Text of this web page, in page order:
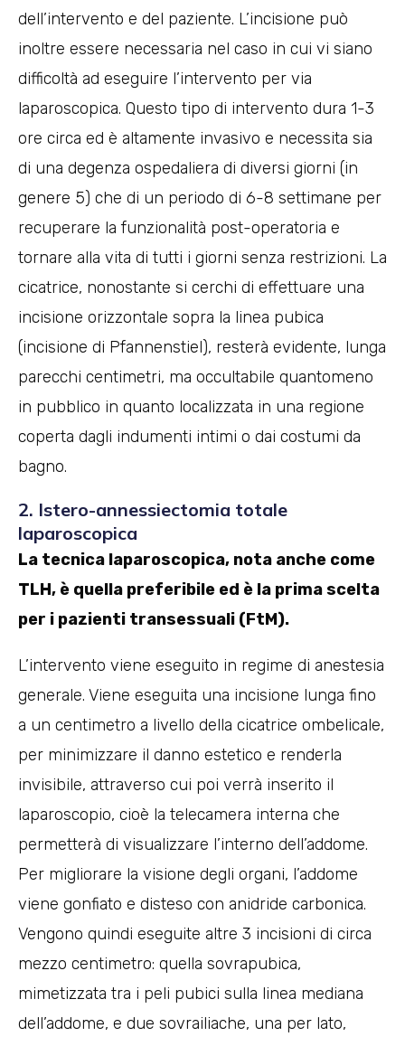
dell’intervento e del paziente. L’incisione può
inoltre essere necessaria nel caso in cui vi siano
difficoltà ad eseguire l’intervento per via
laparoscopica. Questo tipo di intervento dura 1-3
ore circa ed è altamente invasivo e necessita sia
di una degenza ospedaliera di diversi giorni (in
genere 5) che di un periodo di 6-8 settimane per
recuperare la funzionalità post-operatoria e
tornare alla vita di tutti i giorni senza restrizioni. La
cicatrice, nonostante si cerchi di effettuare una
incisione orizzontale sopra la linea pubica
(incisione di Pfannenstiel), resterà evidente, lunga
parecchi centimetri, ma occultabile quantomeno
in pubblico in quanto localizzata in una regione
coperta dagli indumenti intimi o dai costumi da
bagno.
2. Istero-annessiectomia totale
laparoscopica
La tecnica laparoscopica, nota anche come
TLH, è quella preferibile ed è la prima scelta
per i pazienti transessuali (FtM).
L’intervento viene eseguito in regime di anestesia
generale. Viene eseguita una incisione lunga fino
a un centimetro a livello della cicatrice ombelicale,
per minimizzare il danno estetico e renderla
invisibile, attraverso cui poi verrà inserito il
laparoscopio, cioè la telecamera interna che
permetterà di visualizzare l’interno dell’addome.
Per migliorare la visione degli organi, l’addome
viene gonfiato e disteso con anidride carbonica.
Vengono quindi eseguite altre 3 incisioni di circa
mezzo centimetro: quella sovrapubica,
mimetizzata tra i peli pubici sulla linea mediana
dell’addome, e due sovrailiache, una per lato,